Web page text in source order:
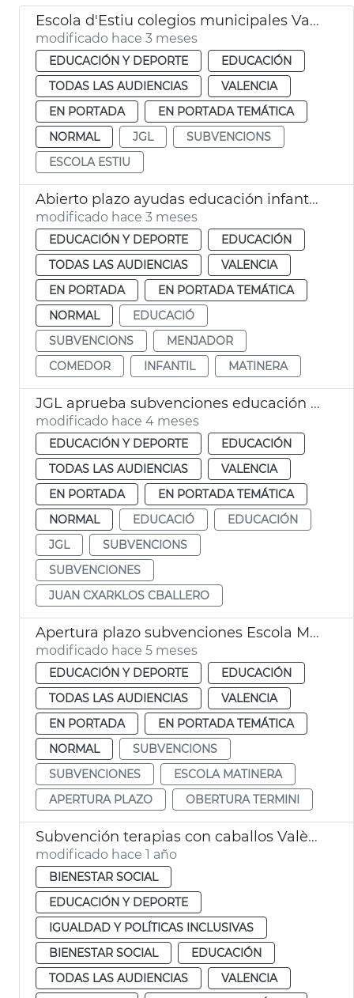
Escola d'Estiu colegios municipales València
modificado hace 3 meses
EDUCACIÓN Y DEPORTE
EDUCACIÓN
TODAS LAS AUDIENCIAS
VALENCIA
EN PORTADA
EN PORTADA TEMÁTICA
NORMAL
JGL
SUBVENCIONS
ESCOLA ESTIU
Abierto plazo ayudas educación infantil València
modificado hace 3 meses
EDUCACIÓN Y DEPORTE
EDUCACIÓN
TODAS LAS AUDIENCIAS
VALENCIA
EN PORTADA
EN PORTADA TEMÁTICA
NORMAL
EDUCACIÓ
SUBVENCIONS
MENJADOR
COMEDOR
INFANTIL MATINERA
JGL aprueba subvenciones educación infantil València
modificado hace 4 meses
EDUCACIÓN Y DEPORTE
EDUCACIÓN
TODAS LAS AUDIENCIAS
VALENCIA
EN PORTADA
EN PORTADA TEMÁTICA
NORMAL
EDUCACIÓ
EDUCACIÓN
JGL
SUBVENCIONS
SUBVENCIONES
JUAN CXARKLOS CBALLERO
Apertura plazo subvenciones Escola Matinera València
modificado hace 5 meses
EDUCACIÓN Y DEPORTE
EDUCACIÓN
TODAS LAS AUDIENCIAS
VALENCIA
EN PORTADA
EN PORTADA TEMÁTICA
NORMAL
SUBVENCIONS
SUBVENCIONES
ESCOLA MATINERA
APERTURA PLAZO
OBERTURA TERMINI
Subvención terapias con caballos València
modificado hace 1 año
BIENESTAR SOCIAL
EDUCACIÓN Y DEPORTE
IGUALDAD Y POLÍTICAS INCLUSIVAS
BIENESTAR SOCIAL
EDUCACIÓN
TODAS LAS AUDIENCIAS
VALENCIA